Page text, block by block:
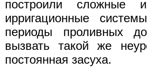
построили сложные
ирригационные
периоды проливных
вызвать такой же
постоянная засуха.